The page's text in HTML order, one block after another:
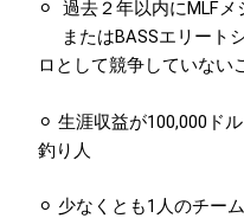
⚪︎ 過去２年以内にMLF
またはBASSエリート
ロとして競争していない
⚪︎ 生涯収益が100,000ド
釣り人
⚪︎ 少なくとも1人のチー